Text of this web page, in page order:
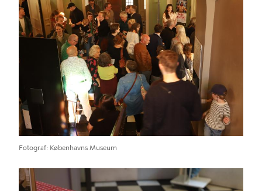
Fotograf Københavns Museum
Billede